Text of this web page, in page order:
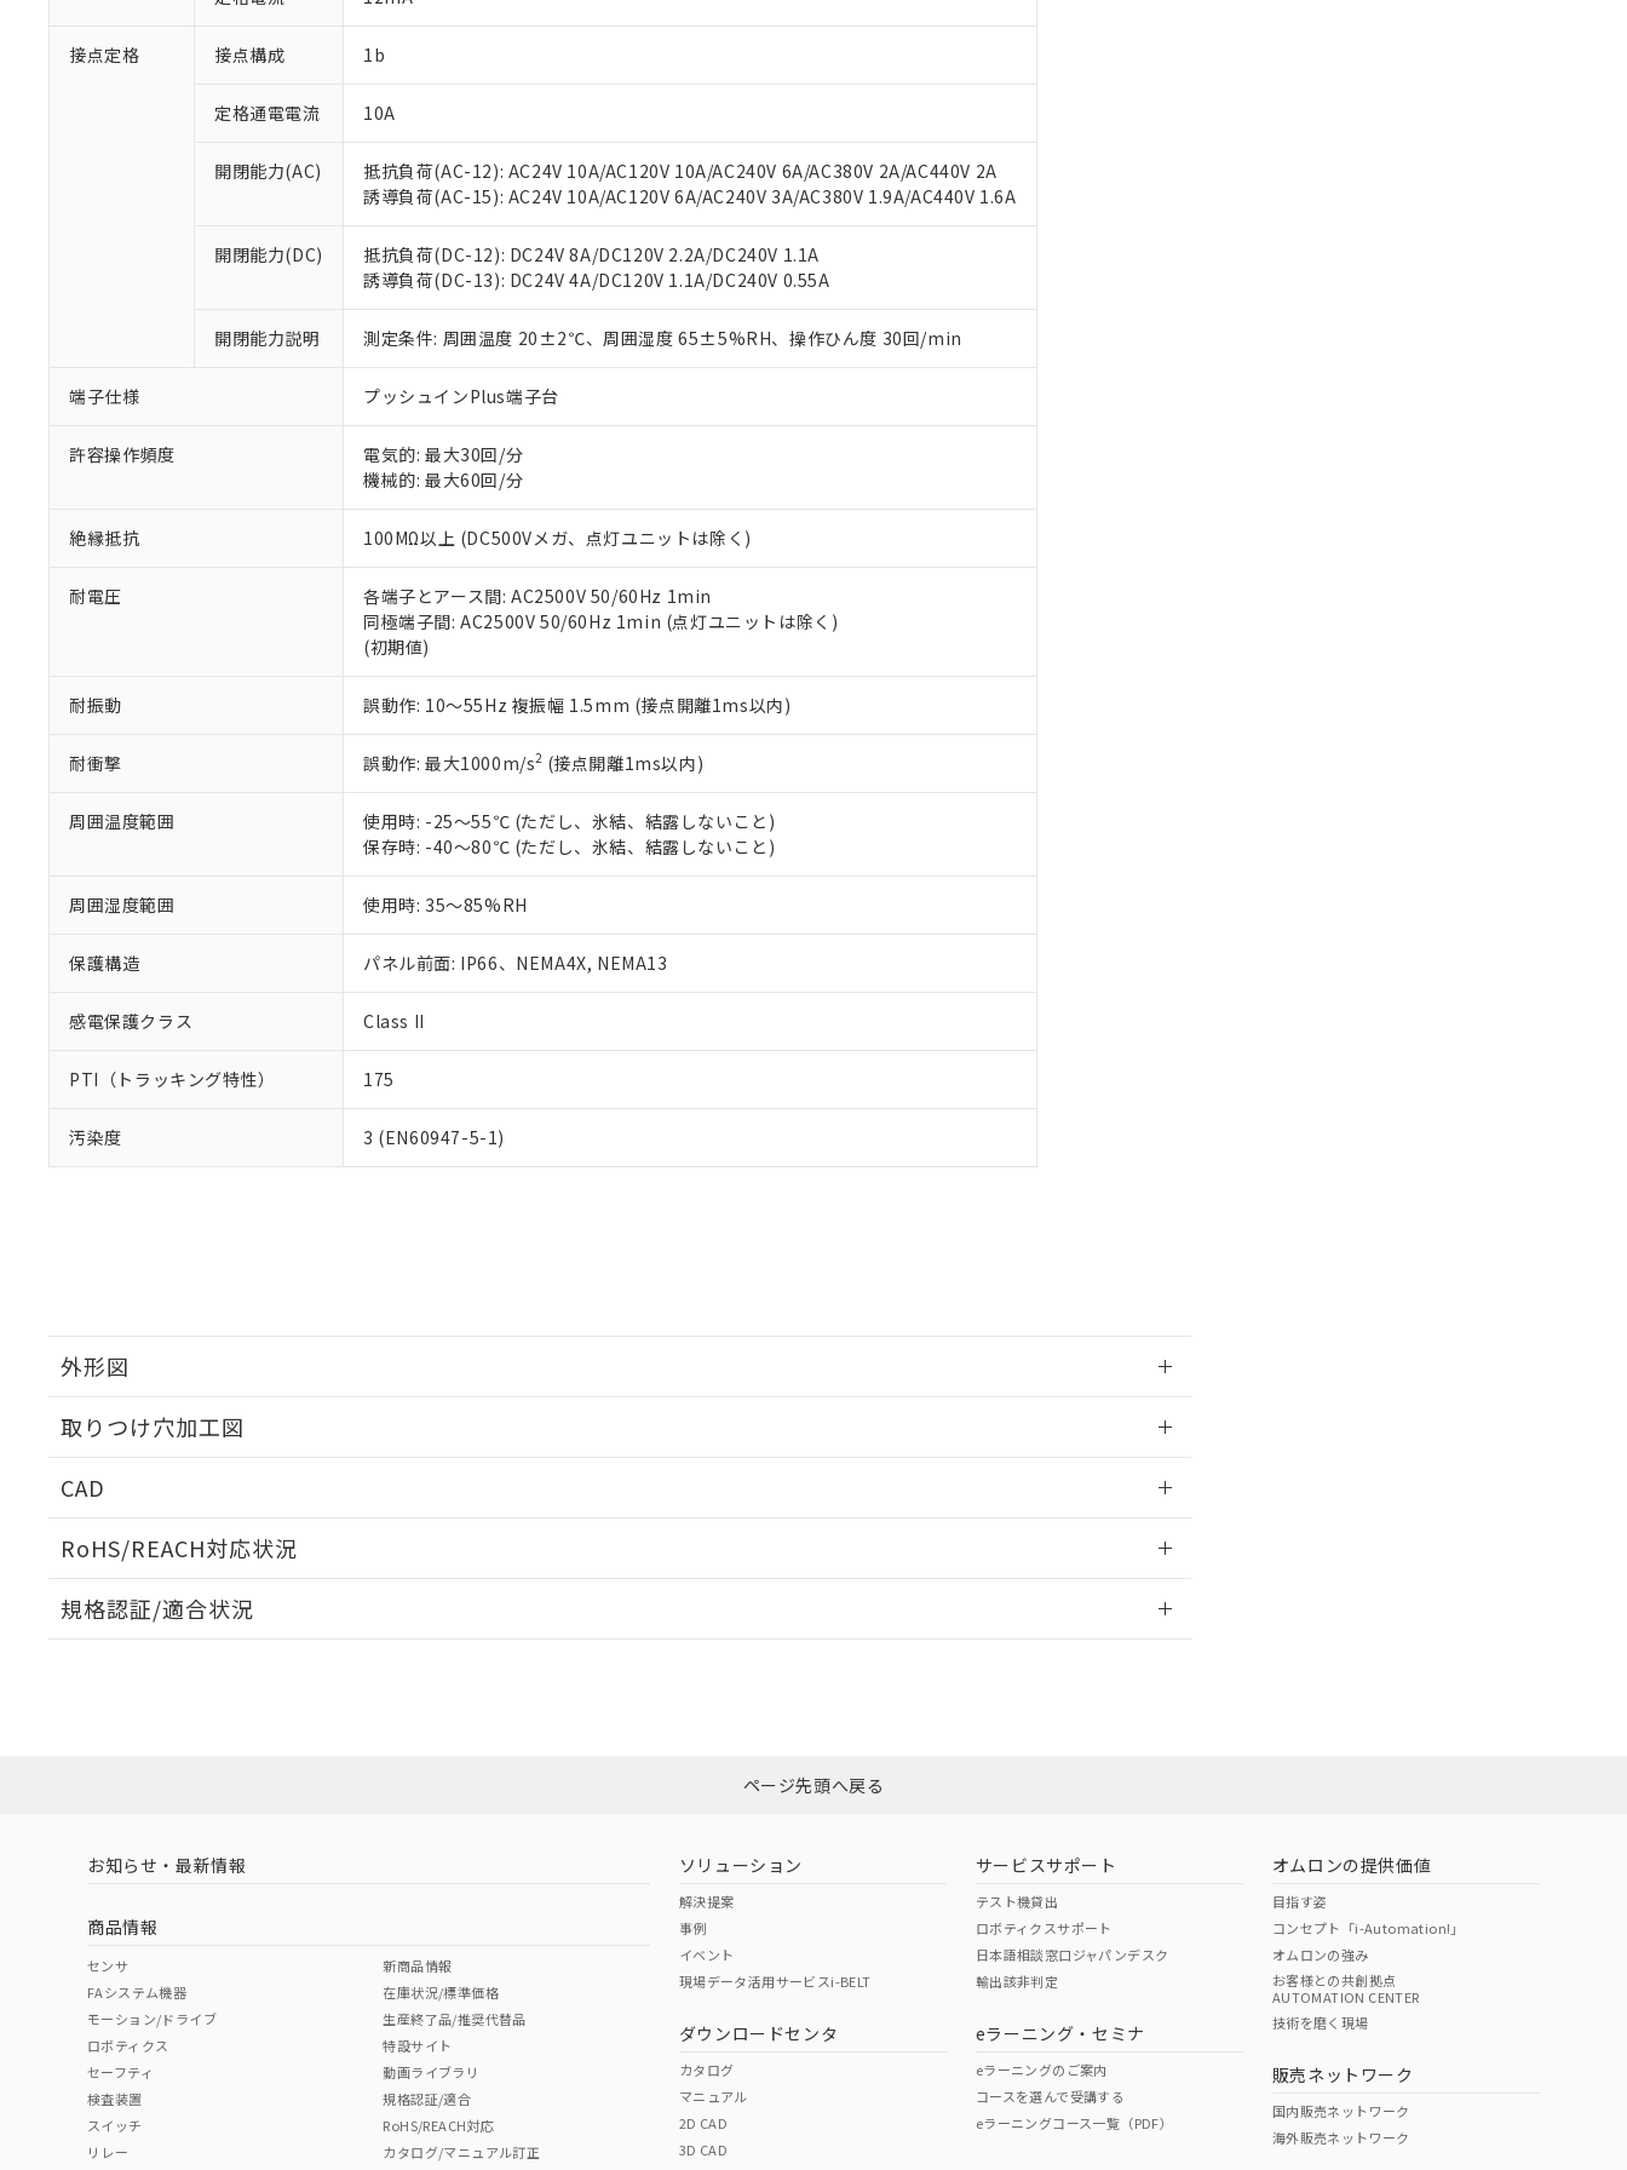
接点定格 接点構成 1b
定格通電電流 10A
開閉能力(AC)
抵抗負荷(AC-12): AC24V 10A/AC120V 10A/AC240V 6A/AC380V 2A/AC440V 2A
誘導負荷(AC-15): AC24V 10A/AC120V 6A/AC240V 3A/AC380V 1.9A/AC440V 1.6A
開閉能力(DC)
抵抗負荷(DC-12): DC24V 8A/DC120V 2.2A/DC240V 1.1A
誘導負荷(DC-13): DC24V 4A/DC120V 1.1A/DC240V 0.55A
開閉能力説明 測定条件: 周囲温度 20±2℃、周囲湿度 65±5%RH、操作ひん度 30回/min
端子仕様 プッシュインPlus端子台
許容操作頻度
電気的: 最大30回/分
機械的: 最大60回/分
絶縁抵抗 100MΩ以上 (DC500Vメガ、点灯ユニットは除く)
耐電圧
各端子とアース間: AC2500V 50/60Hz 1min
同極端子間: AC2500V 50/60Hz 1min (点灯ユニットは除く)
(初期値)
耐振動 誤動作: 10～55Hz 複振幅 1.5mm (接点開離1ms以内)
耐衝撃 誤動作: 最大1000m/s2 (接点開離1ms以内)
周囲温度範囲
使用時: -25～55℃ (ただし、氷結、結露しないこと)
保存時: -40～80℃ (ただし、氷結、結露しないこと)
周囲湿度範囲 使用時: 35～85%RH
保護構造 パネル前面: IP66、NEMA4X, NEMA13
感電保護クラス Class II
PTI（トラッキング特性） 175
汚染度 3 (EN60947-5-1)
外形図
取りつけ穴加工図
CAD
RoHS/REACH対応状況
EU RoHS 注意事項・凡例
ダウンロードはこちら
中国 RoHS 注意事項・凡例
中国 RoHS表
Pb Hg Cr(VI)
O O
規格認証/適合状況
本サービスは、当社制御機器事業取扱商品の当社在庫状況および標準価格(税抜)を提供させていただ
当社制御機器事業取扱商品の中には、本サービスの対象外となる商品もあることをご了承ください。
い。
正式な納期状況および標準価格はお客様のお取引先、またはお客様担当のオムロン制御機器販売店・
当社販売員にご相談ください。
在庫状況および標準価格結果を当社の事前の承諾なく第三者に漏洩または開示しないようお願いしま
す。
マイパーツ機能（部品リスト作成サービス）をご利用いただくには、I-Webメンバーズにご登録され
ている必要があります。
お客様が当ウェブサイト上で当社にご登録された部品リストについて、当社および当社の共同利用者
が、当社の製品・サービスに関するお客様との取引・商談に必要な範囲で利用することをご了承くだ
いる法人を指します。
*EU RoHS指令（10物質）：
フタル酸ビス(2-エチルヘキシル) (DEHP)(別名：DOP) 1000ppm以下、フタル酸ブチルベンジル（BBP） 1000ppm以下、フタル酸ジブチ
ル（DBP） 1000ppm以下、フタル酸ジイソブチル (DIBP) 1000ppm以下
但し、RoHS指令で産業用監視および制御機器に対する適用除外項目は除く。
フタル酸エステル類の４物質については閾値を超える意図的な使用がないことを確認しています。
※2 対応予定月
部品在庫の切り替え状況などにより、予定月が前後することがあります。
※3 非含有証明書ダウンロード
EU RoHS指令（10物質）の非含有証明書
51物質の非含有証明書（当社基準）
※本証明書は発行日時点で非含有を証明するもので、過去に遡って非含有を証明するものではありません。
また、RoHS指令のフタル酸エステル類４物質の対応では、対応完了までの期間は出荷製品に未対応品が
混在することから備考欄に対応日を記載しておりました。
既に当社にて対応品への在庫切替を完了していることから、特段のことがない限り、2022年1月12日よ
り割愛しております。
「×」：最大均質材料含有率が中国RoHSの基準値を超えていることを示します。
Pb(鉛) :1000ppm、 Hg(水銀) : 1000ppm、 Cd(カドミウム) : 100ppm、
DEHP(フタル酸ビス(2-エチルヘキシル)) : 1000ppm
※2 環境保護使用期限
「ｅ」：有害物質（10物質）のすべてが基準値以下であることを示します。
味します。
「－」：未確認です。当社販売部門へお問い合わせください。
当社は、これら貴社製品のうち、外国為替および外国貿易法に定める商品（以下｢規制貨物等」とい
などの必要な手続きをとります。
ます。
当社は貴社製品を、核兵器、ミサイル、化学兵器、生物兵器またはその他武器並びにこれらの製造装
置等に一切使用いたしません。
当社は、貴社製品を第三者に販売する場合は、上記1、2および3の内容を当該第三者に通知します。
たしません。
△ 一定数には満たないが在庫あり
－
在庫なし(最新の在庫状況については、お客様のお取引先、またはお客様担当のオムロン制御
機器販売店・当社販売員にご確認ください)
空
受注生産機種、また在庫状況の情報を公開していない機種
ページ先頭へ戻る
お知らせ・最新情報
商品情報
センサ
FAシステム機器
モーション/ドライブ
ロボティクス
セーフティ
検査装置
スイッチ
リレー
新商品情報
在庫状況/標準価格
生産終了品/推奨代替品
特設サイト
動画ライブラリ
規格認証/適合
RoHS/REACH対応
カタログ/マニュアル訂正
ソリューション
解決提案
事例
イベント
現場データ活用サービスi-BELT
ダウンロードセンタ
カタログ
マニュアル
2D CAD
3D CAD
サービスサポート
テスト機貸出
ロボティクスサポート
日本語相談窓口ジャパンデスク
輸出該非判定
eラーニング・セミナ
eラーニングのご案内
コースを選んで受講する
eラーニングコース一覧（PDF）
オムロンの提供価値
目指す姿
コンセプト「i-Automation!」
オムロンの強み
お客様との共創拠点
AUTOMATION CENTER
技術を磨く現場
販売ネットワーク
国内販売ネットワーク
海外販売ネットワーク